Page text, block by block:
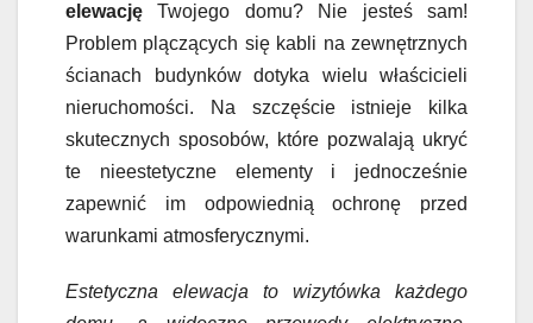
elewację Twojego domu? Nie jesteś sam!
Problem plączących się kabli na zewnętrznych
ścianach budynków dotyka wielu właścicieli
nieruchomości. Na szczęście istnieje kilka
skutecznych sposobów, które pozwalają ukryć
te nieestetyczne elementy i jednocześnie
zapewnić im odpowiednią ochronę przed
warunkami atmosferycznymi.
Estetyczna elewacja to wizytówka każdego